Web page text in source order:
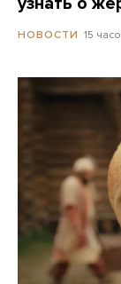
НОВОСТИ 15